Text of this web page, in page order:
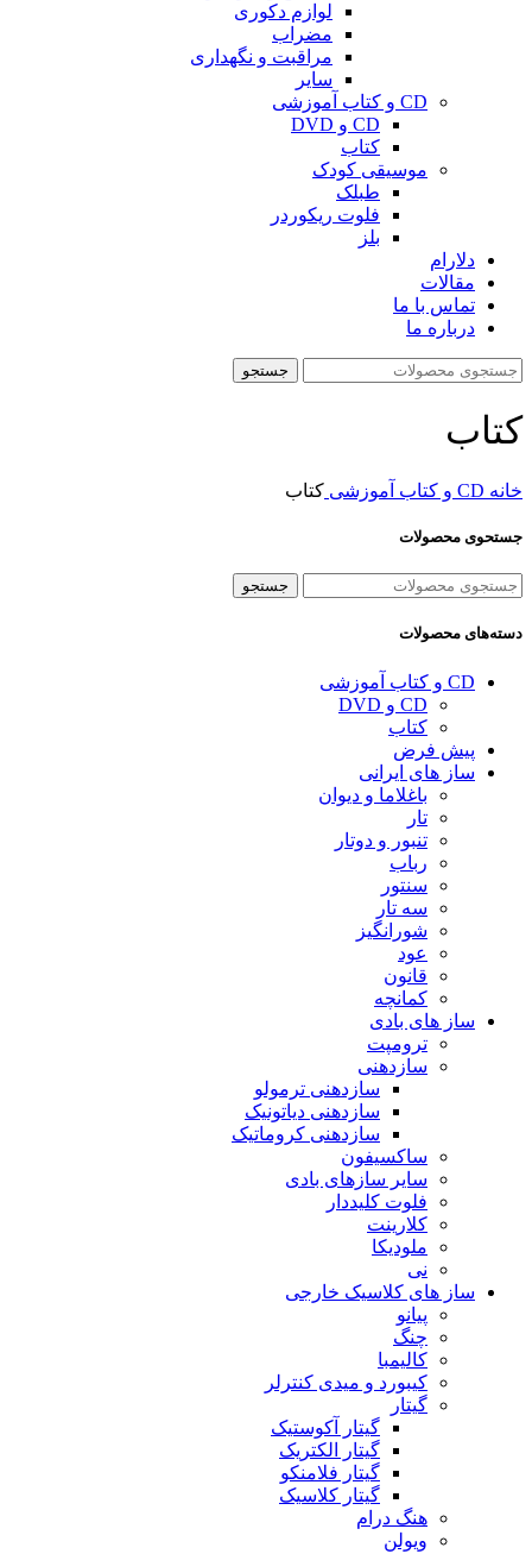
لوازم دکوری
مضراب
مراقبت و نگهداری
سایر
CD و کتاب آموزشی
CD و DVD
کتاب
موسیقی کودک
طبلک
فلوت ریکوردر
بلز
دلارام
مقالات
تماس با ما
درباره ما
جستجو
کتاب
خانه CD و کتاب آموزشی کتاب
جستحوی محصولات
جستجو
دسته‌های محصولات
CD و کتاب آموزشی
CD و DVD
کتاب
پیش فرض
ساز های ایرانی
باغلاما و دیوان
تار
تنبور و دوتار
رباب
سنتور
سه تار
شورانگیز
عود
قانون
کمانچه
ساز های بادی
ترومپت
سازدهنی
سازدهنی ترمولو
سازدهنی دیاتونیک
سازدهنی کروماتیک
ساکسیفون
سایر سازهای بادی
فلوت کلیددار
کلارینت
ملودیکا
نی
ساز های کلاسیک خارجی
پیانو
چنگ
کالیمبا
کیبورد و میدی کنترلر
گیتار
گیتار آکوستیک
گیتار الکتریک
گیتار فلامنکو
گیتار کلاسیک
هنگ درام
ویولن